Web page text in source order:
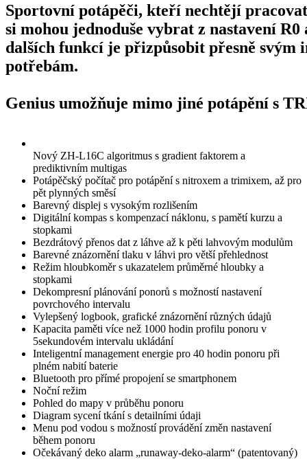
Sportovní potápěči, kteří nechtějí
si mohou jednoduše vybrat z nastavení R0
dalších funkcí je přizpůsobit přesně svým
potřebám.
Genius umožňuje mimo jiné potápění s
Nový ZH-L16C algoritmus s gradient faktorem a
prediktivním multigas
Potápěčský počítač pro potápění s nitroxem a trimixem, až pro
pět plynných směsí
Barevný displej s vysokým rozlišením
Digitální kompas s kompenzací náklonu, s pamětí kurzu a
stopkami
Bezdrátový přenos dat z láhve až k pěti lahvovým modulům
Barevné znázornění tlaku v láhvi pro větší přehlednost
Režim hloubkoměr s ukazatelem průměrné hloubky a
stopkami
Dekompresní plánování ponorů s možností nastavení
povrchového intervalu
Vylepšený logbook, grafické znázornění různých údajů
Kapacita paměti více než 1000 hodin profilu ponoru v
5sekundovém intervalu ukládání
Inteligentní management energie pro 40 hodin ponoru při
plném nabití baterie
Bluetooth pro přímé propojení se smartphonem
Noční režim
Pohled do mapy v průběhu ponoru
Diagram sycení tkání s detailními údaji
Menu pod vodou s možností provádění změn nastavení
během ponoru
Očekávaný deko alarm „runaway-deko-alarm“ (patentovaný)